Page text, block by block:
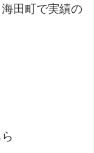
田町で実績の